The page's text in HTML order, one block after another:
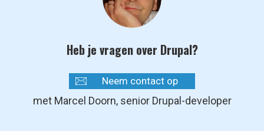
Heb je vragen over Drupal?
Neem contact op
met Marcel Doorn, senior Drupal-developer